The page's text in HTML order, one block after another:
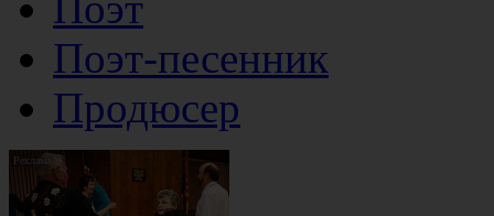
Поэт-песенник
Продюсер